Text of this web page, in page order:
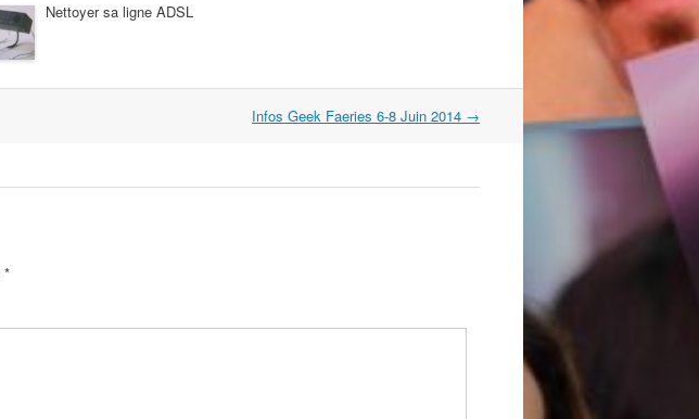
Nettoyer sa ligne ADSL
Infos Geek Faeries 6-8 Juin 2014 →
*